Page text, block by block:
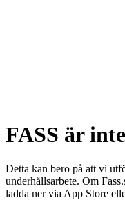
FASS är
Detta kan bero på att vi
underhållsarbete. Om
ladda ner via App Store